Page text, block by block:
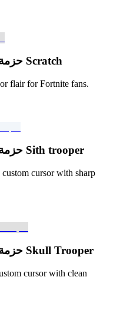
حزمة المؤشرات المخصصة المجانية Scratch
flair for Fortnite fans.
حزمة المؤشرات المخصصة المجانية Sith trooper
cursor with sharp
حزمة المؤشرات المخصصة المجانية Skull Trooper
cursor with clean